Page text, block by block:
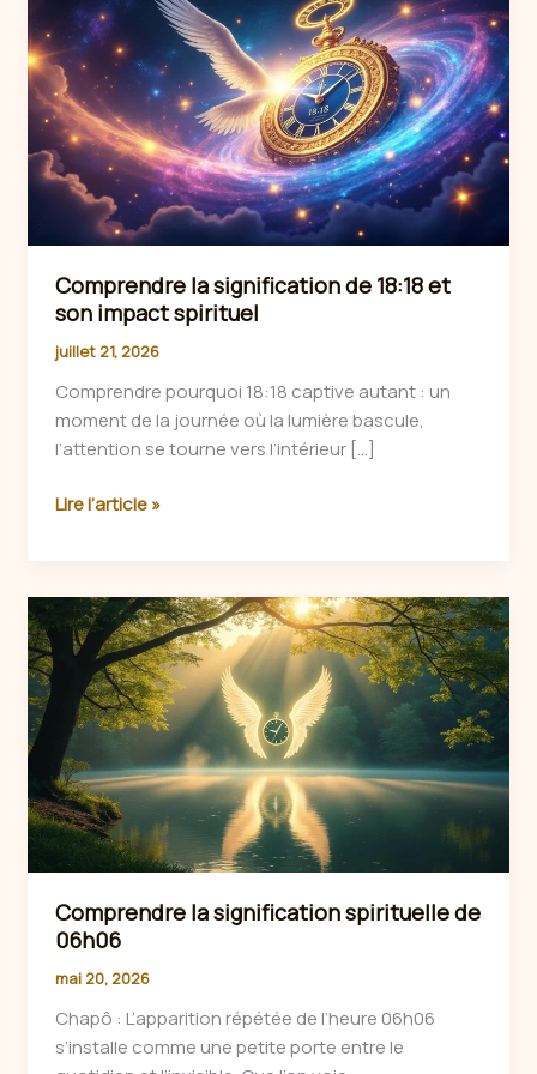
Comprendre la signification de 18:18 et
son impact spirituel
juillet 21, 2026
Comprendre pourquoi 18:18 captive autant : un
moment de la journée où la lumière bascule,
l’attention se tourne vers l’intérieur […]
Comprendre
18:18
impact
spirituel
Lire l’article »
Comprendre la signification spirituelle de
06h06
mai 20, 2026
Chapô : L’apparition répétée de l’heure 06h06
s’installe comme une petite porte entre le